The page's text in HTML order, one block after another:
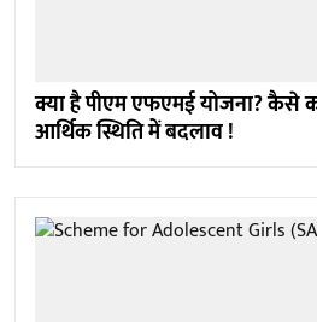
क्या है पीएम एफएमई योजना? कैसे
आर्थिक स्थिति में बदलाव !